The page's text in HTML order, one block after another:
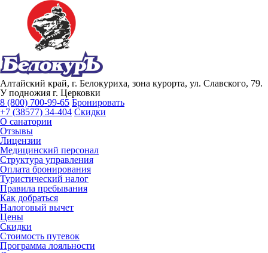
Алтайский край, г. Белокуриха, зона курорта, ул. Славского, 79.
У подножия г. Церковки
8 (800) 700-99-65 Бронировать
+7 (38577) 34-404 Скидки
О санатории
Отзывы
Лицензии
Медицинский персонал
Структура управления
Оплата бронирования
Туристический налог
Правила пребывания
Как добраться
Налоговый вычет
Цены
Скидки
Стоимость путевок
Программа лояльности